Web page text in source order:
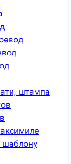
штампа
шаблону